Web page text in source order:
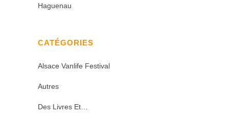
Haguenau
CATÉGORIES
Alsace Vanlife Festival
Autres
Des Livres Et…